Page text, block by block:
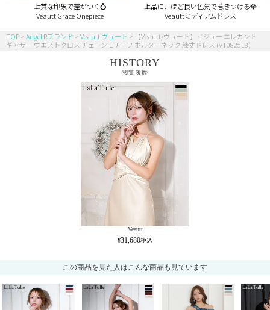
上質な印象で差がつく💍
Veautt Grace Onepiece
上品に、ほど良い色気で惹きつける💎
Veauttミディアムドレス
TOP Angel Rブランド Veautt ヴュート
【Veautt/ヴュート】ビジュー エレガント
ギャザー ウエストクロス チェーンモチーフ ホルターネック 膝丈ドレス (VT082518)
HISTORY
閲覧履歴
Veautt
31,680
この商品を見た人はこんな商品も見ています